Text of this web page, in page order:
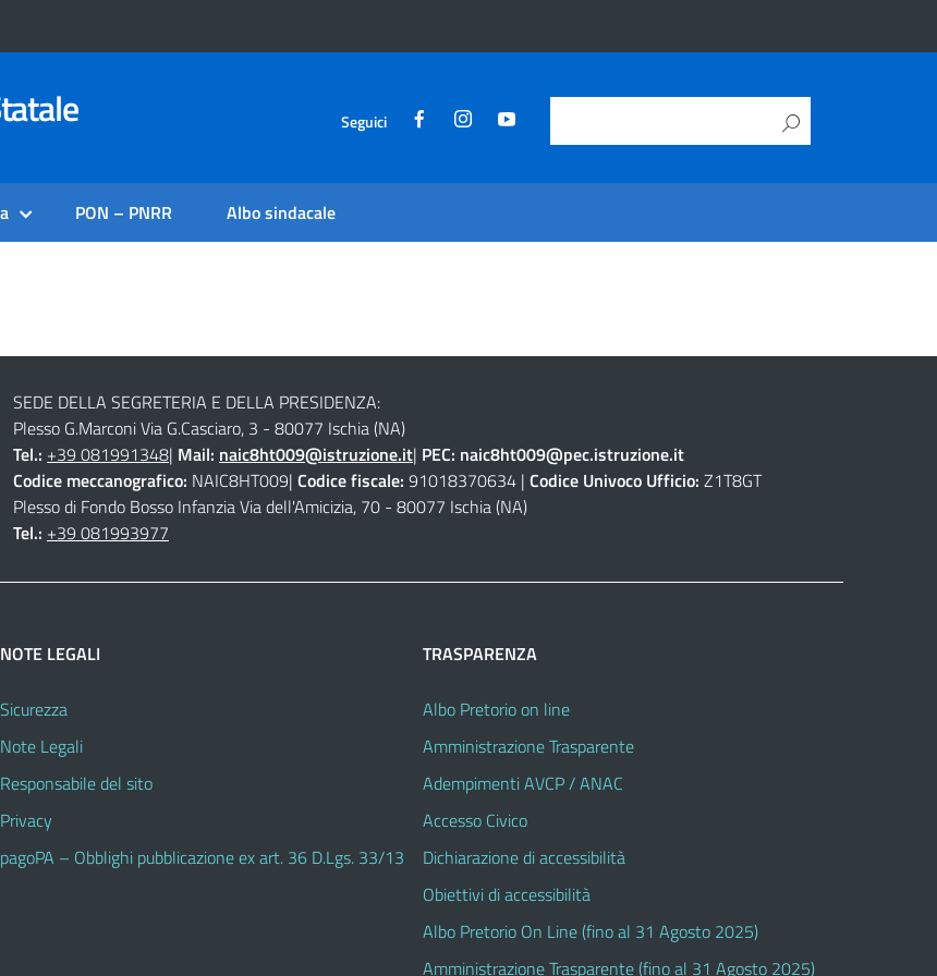
Seguici
PON – PNRR Albo sindacale
SEDE DELLA SEGRETERIA E DELLA PRESIDENZA:
Plesso G.Marconi Via G.Casciaro, 3 - 80077 Ischia (NA)
Tel.: +39 081991348| Mail: naic8ht009@istruzione.it| PEC: naic8ht009@pec.istruzione.it
Codice meccanografico: NAIC8HT009| Codice fiscale: 91018370634 | Codice Univoco Ufficio: Z1T8GT
Plesso di Fondo Bosso Infanzia Via dell'Amicizia, 70 - 80077 Ischia (NA)
Tel.: +39 081993977
NOTE LEGALI
Sicurezza
Note Legali
Responsabile del sito
Privacy
pagoPA – Obblighi pubblicazione ex art. 36 D.Lgs. 33/13
TRASPARENZA
Albo Pretorio on line
Amministrazione Trasparente
Adempimenti AVCP / ANAC
Accesso Civico
Dichiarazione di accessibilità
Obiettivi di accessibilità
Albo Pretorio On Line (fino al 31 Agosto 2025)
Amministrazione Trasparente (fino al 31 Agosto 2025)